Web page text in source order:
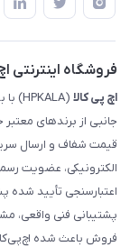
رهگیری مرسولات
رهگیری مرسولات
تماس با ما
فروشگاه اینترنتی
اچ‌ پی‌ کالا
جانبی از برندهای معتبر
قیمت شفاف و ارسال
الکترونیکی، عضویت
اعتبارسنجی تأیید شده
پشتیبانی فنی واقعی،
فروش باعث شده